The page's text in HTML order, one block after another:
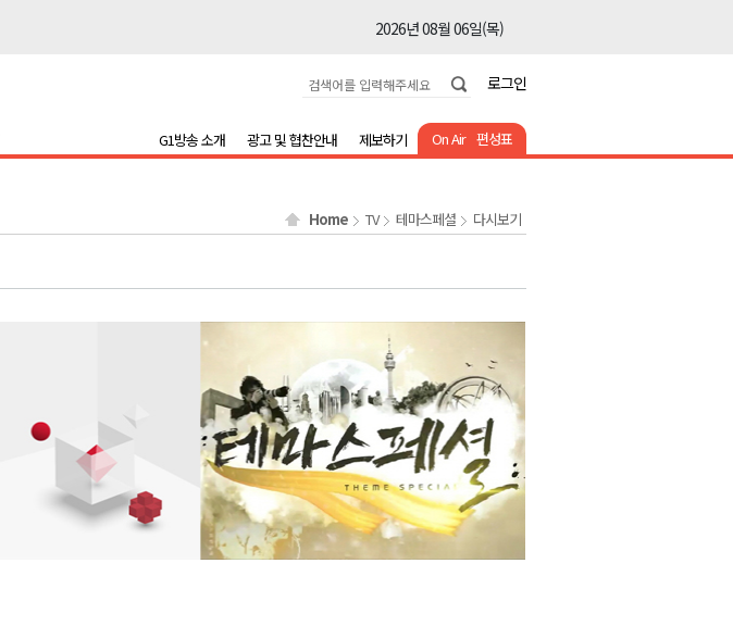
2026년 08월 06일(목)
2026년 08월 06일(목)
2026년 08월 06일(목)
2026년 08월 06일(목)
2026년 08월 06일(목)
2026년 08월 06일(목)
2026년 08월 06일(목)
2026년 08월 06일(목)
2026년 08월 06일(목)
2026년 08월 06일(목)
2026년 08월 06일(목)
로그인
On Air 편성표
G1방송 소개 광고 및 협찬안내 제보하기
Home TV 테마스페셜 다시보기